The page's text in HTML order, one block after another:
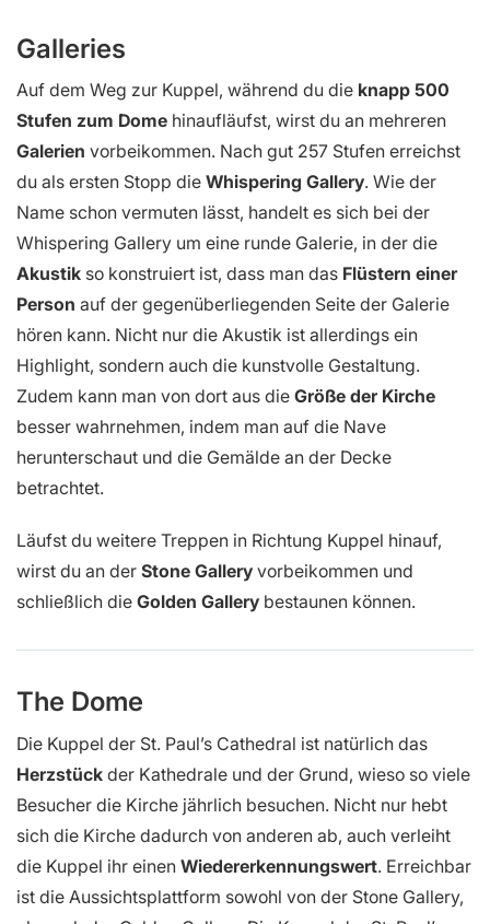
Galleries
Auf dem Weg zur Kuppel, während du die knapp 500
Stufen zum Dome hinaufläufst, wirst du an mehreren
Galerien vorbeikommen. Nach gut 257 Stufen erreichst
du als ersten Stopp die Whispering Gallery. Wie der
Name schon vermuten lässt, handelt es sich bei der
Whispering Gallery um eine runde Galerie, in der die
Akustik so konstruiert ist, dass man das Flüstern einer
Person auf der gegenüberliegenden Seite der Galerie
hören kann. Nicht nur die Akustik ist allerdings ein
Highlight, sondern auch die kunstvolle Gestaltung.
Zudem kann man von dort aus die Größe der Kirche
besser wahrnehmen, indem man auf die Nave
herunterschaut und die Gemälde an der Decke
betrachtet.
Läufst du weitere Treppen in Richtung Kuppel hinauf,
wirst du an der Stone Gallery vorbeikommen und
schließlich die Golden Gallery bestaunen können.
The Dome
Die Kuppel der St. Paul’s Cathedral ist natürlich das
Herzstück der Kathedrale und der Grund, wieso so viele
Besucher die Kirche jährlich besuchen. Nicht nur hebt
sich die Kirche dadurch von anderen ab, auch verleiht
die Kuppel ihr einen Wiedererkennungswert. Erreichbar
ist die Aussichtsplattform sowohl von der Stone Gallery,